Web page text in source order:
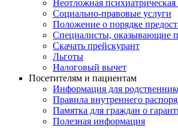
Неотложная
Социально-правовые услуги
Положение о порядке
Специалисты, оказывающие
Скачать прейскурант
Льготы
Налоговый вычет
Посетителям и пациентам
Информация для
Правила внутреннего
Памятка для граждан о
Полезная информация